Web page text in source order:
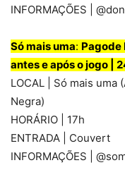
INFORMAÇÕES |
Só mais uma: Pagode
antes e após o jogo |
LOCAL | Só mais uma
Negra)
HORÁRIO | 17h
ENTRADA | Couvert
INFORMAÇÕES |